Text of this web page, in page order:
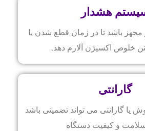
هشدار
باشد تا در زمان قطع شدن یا
خلوص اکسیژن آلارم دهد.
گارانتی
گارانتی می تواند تضمینی باشد
و کیفیت دستگاه